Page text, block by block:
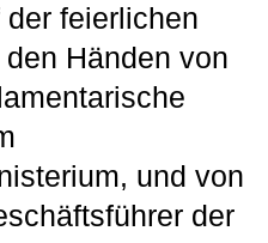
feierlichen
Händen von
und von
der